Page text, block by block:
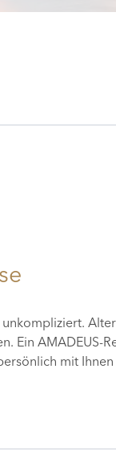
Ein AMADEUS-
mit